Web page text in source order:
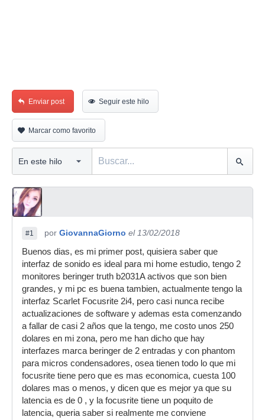
Enviar post Seguir este hilo
Marcar como favorito
#1 por GiovannaGiorno el 13/02/2018
Buenos dias, es mi primer post, quisiera saber que
interfaz de sonido es ideal para mi home estudio, tengo 2
monitores beringer truth b2031A activos que son bien
grandes, y mi pc es buena tambien, actualmente tengo la
interfaz Scarlet Focusrite 2i4, pero casi nunca recibe
actualizaciones de software y ademas esta comenzando
a fallar de casi 2 años que la tengo, me costo unos 250
dolares en mi zona, pero me han dicho que hay
interfazes marca beringer de 2 entradas y con phantom
para micros condensadores, osea tienen todo lo que mi
focusrite tiene pero que es mas economica, cuesta 100
dolares mas o menos, y dicen que es mejor ya que su
latencia es de 0 , y la focusrite tiene un poquito de
latencia, queria saber si realmente me conviene